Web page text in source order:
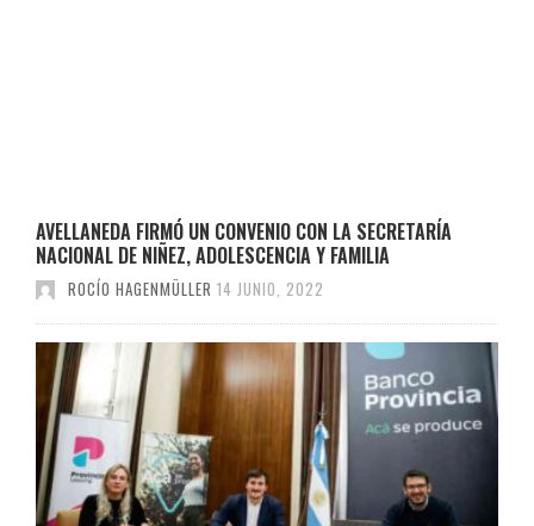
AVELLANEDA FIRMÓ UN CONVENIO CON LA SECRETARÍA
NACIONAL DE NIÑEZ, ADOLESCENCIA Y FAMILIA
ROCÍO HAGENMÜLLER 14 JUNIO, 2022